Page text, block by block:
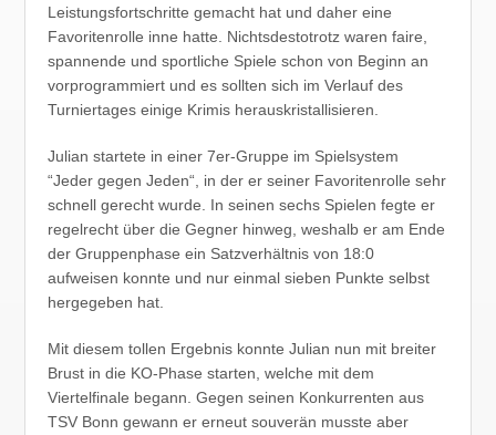
Leistungsfortschritte gemacht hat und daher eine
Favoritenrolle inne hatte. Nichtsdestotrotz waren faire,
spannende und sportliche Spiele schon von Beginn an
vorprogrammiert und es sollten sich im Verlauf des
Turniertages einige Krimis herauskristallisieren.
Julian startete in einer 7er-Gruppe im Spielsystem
“Jeder gegen Jeden“, in der er seiner Favoritenrolle sehr
schnell gerecht wurde. In seinen sechs Spielen fegte er
regelrecht über die Gegner hinweg, weshalb er am Ende
der Gruppenphase ein Satzverhältnis von 18:0
aufweisen konnte und nur einmal sieben Punkte selbst
hergegeben hat.
Mit diesem tollen Ergebnis konnte Julian nun mit breiter
Brust in die KO-Phase starten, welche mit dem
Viertelfinale begann. Gegen seinen Konkurrenten aus
TSV Bonn gewann er erneut souverän musste aber